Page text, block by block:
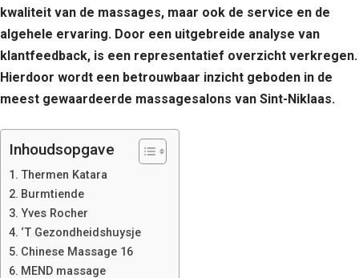
kwaliteit van de massages, maar ook de service en de
algehele ervaring. Door een uitgebreide analyse van
klantfeedback, is een representatief overzicht verkregen.
Hierdoor wordt een betrouwbaar inzicht geboden in de
meest gewaardeerde massagesalons van Sint-Niklaas.
Inhoudsopgave
Thermen Katara
Burmtiende
Yves Rocher
‘T Gezondheidshuysje
Chinese Massage 16
MEND massage